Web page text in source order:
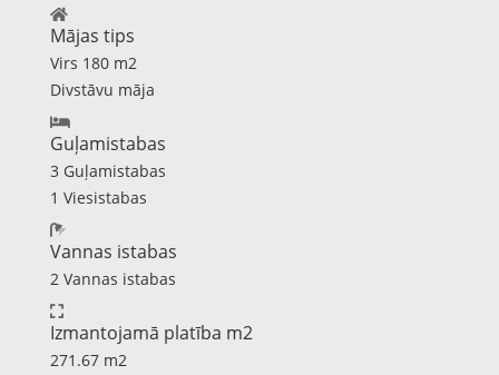
Mājas tips
Virs 180 m2
Divstāvu māja
Guļamistabas
3 Guļamistabas
1 Viesistabas
Vannas istabas
2 Vannas istabas
Izmantojamā platība m2
271.67 m2